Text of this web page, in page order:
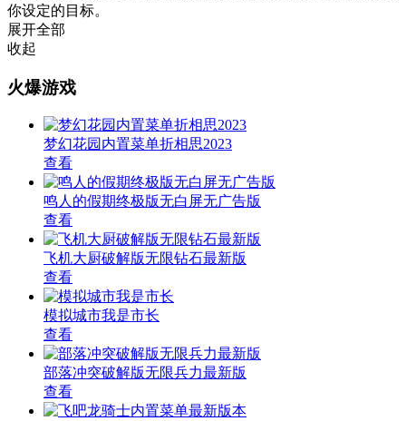
你设定的目标。
展开全部
收起
火爆游戏
梦幻花园内置菜单折相思2023
查看
鸣人的假期终极版无白屏无广告版
查看
飞机大厨破解版无限钻石最新版
查看
模拟城市我是市长
查看
部落冲突破解版无限兵力最新版
查看